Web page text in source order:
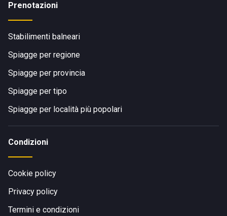
Prenotazioni
Stabilimenti balneari
Spiagge per regione
Spiagge per provincia
Spiagge per tipo
Spiagge per località più popolari
Condizioni
Cookie policy
Privacy policy
Termini e condizioni